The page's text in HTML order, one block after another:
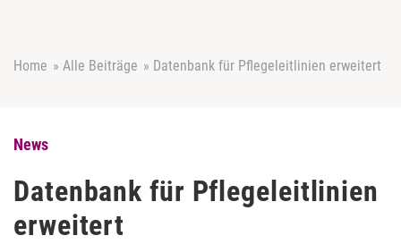
Home » Alle Beiträge » Datenbank für Pflegeleitlinien erweitert
News
Datenbank für Pflegeleitlinien
erweitert